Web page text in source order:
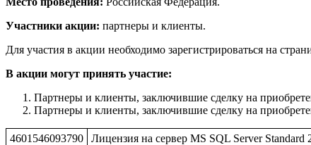
Участники акции: партнеры и клиенты.
Для участия в акции необходимо зарегистрироваться на
В акции могут принять участие:
Партнеры и клиенты, заключившие сделку на
Партнеры и клиенты, заключившие сделку на
4601546093790
Лицензия на сервер MS SQL Server